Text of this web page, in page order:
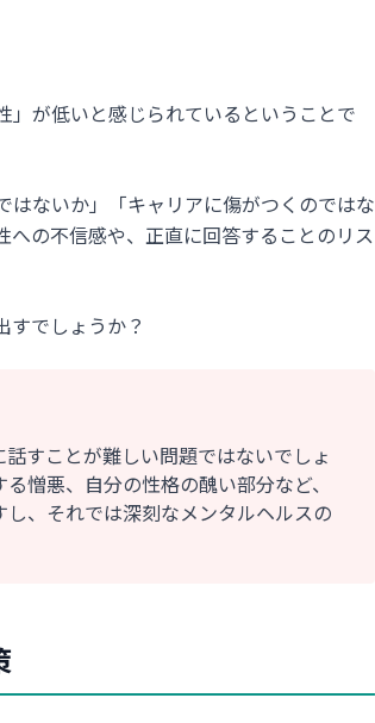
が低いと感じられているということで
ないか」「キャリアに傷がつくのではな
の不信感や、正直に回答することのリス
すでしょうか？
すことが難しい問題ではないでしょ
憎悪、自分の性格の醜い部分など、
、それでは深刻なメンタルヘルスの